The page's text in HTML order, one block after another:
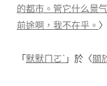
的都市。管它什么景
前途啊，我不在乎。
「 默默ㄇㄛˋ 」於〈 關